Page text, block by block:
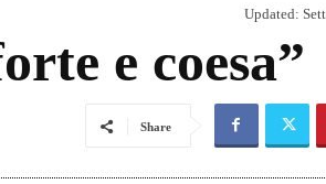
Updated:
e coesa”
Share